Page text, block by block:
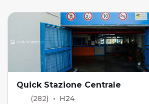
Quick Stazione Centrale
(282) • H24